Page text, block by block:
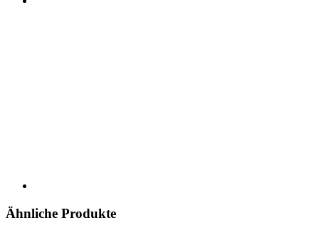
Ähnliche Produkte